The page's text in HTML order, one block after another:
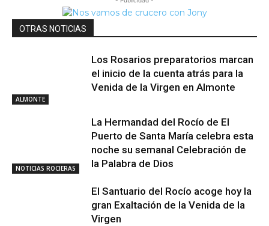
OTRAS NOTICIAS
ALMONTE
Los Rosarios preparatorios marcan
el inicio de la cuenta atrás para la
Venida de la Virgen en Almonte
NOTICIAS ROCIERAS
La Hermandad del Rocío de El
Puerto de Santa María celebra esta
noche su semanal Celebración de
la Palabra de Dios
El Santuario del Rocío acoge hoy la
gran Exaltación de la Venida de la
Virgen